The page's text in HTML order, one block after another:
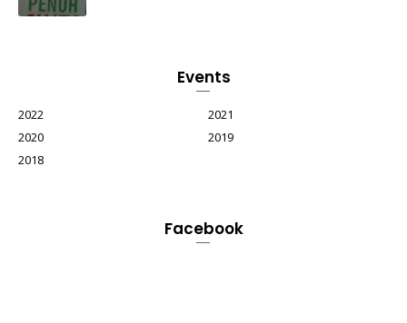
Events
2022
2021
2020
2019
2018
Facebook